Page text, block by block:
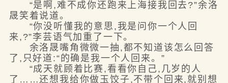
“是啊,难不成你还跑来上海接我回去?”余洛
晟笑着说道。
“你没听懂我的意思,我是问你一个人回
来,?”李芸语气加重了一下。
余洛晟嘴角微微一抽,都不知道该怎么回答
了,只好道:“的确是我一个人回来。”
“成天就顾着比赛,看看你自己,几岁的人
了……还想我给你做玉饺子,不带个回来,就别想